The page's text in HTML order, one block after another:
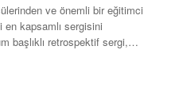
ve önemli bir eğitimci
en kapsamlı sergisini
başlıklı retrospektif sergi,…